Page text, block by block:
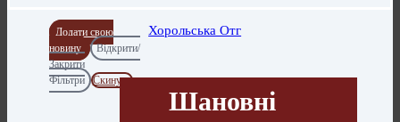
Додати свою
новину
Відкрити/
Закрити
Фільтри
Скинути
Хорольська Отг
Шановні